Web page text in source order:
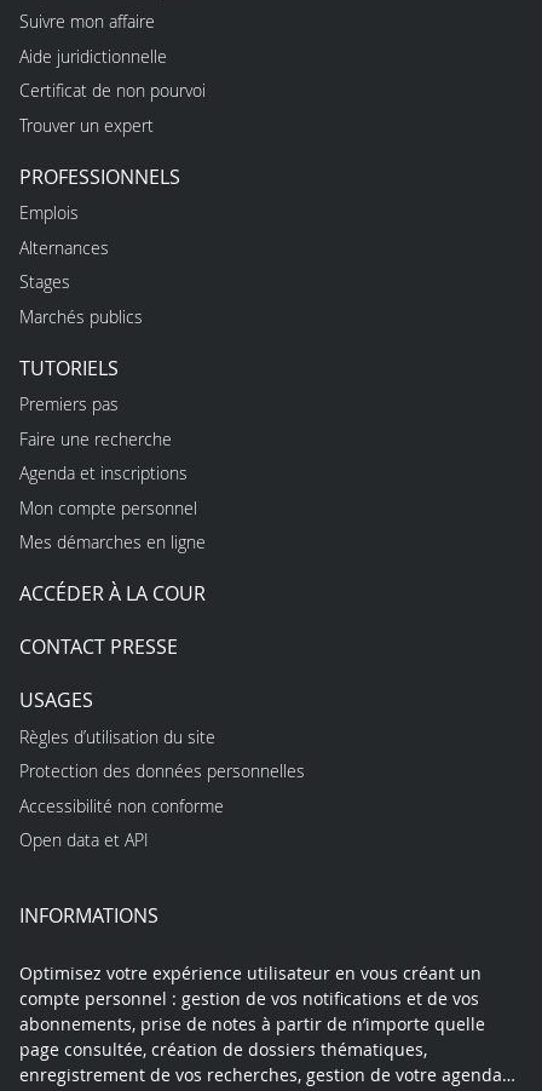
Suivre mon affaire
Aide juridictionnelle
Certificat de non pourvoi
Trouver un expert
PROFESSIONNELS
Emplois
Alternances
Stages
Marchés publics
TUTORIELS
Premiers pas
Faire une recherche
Agenda et inscriptions
Mon compte personnel
Mes démarches en ligne
ACCÉDER À LA COUR
CONTACT PRESSE
USAGES
Règles d’utilisation du site
Protection des données personnelles
Accessibilité non conforme
Open data et API
INFORMATIONS
Optimisez votre expérience utilisateur en vous créant un
compte personnel : gestion de vos notifications et de vos
abonnements, prise de notes à partir de n’importe quelle
page consultée, création de dossiers thématiques,
enregistrement de vos recherches, gestion de votre agenda…